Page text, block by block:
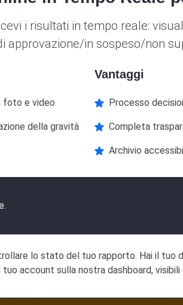
i risultati in tempo reale:
approvazione/in sospeso/non
foto e video
della gravità
Vantaggi
Processo
Completa
Archivio
lo stato del tuo rapporto. Hai il tuo
account sulla nostra dashboard, visibili